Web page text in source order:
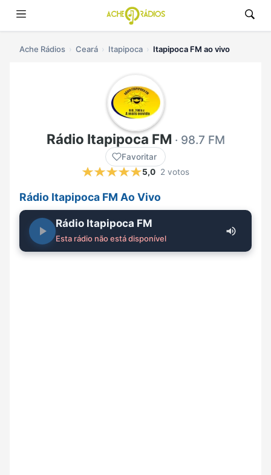
Ache Rádios Ceará Itapipoca Itapipoca FM ao vivo
Rádio Itapipoca FM · 98.7 FM
Favoritar
5,0 2 votos
Rádio Itapipoca FM Ao Vivo
Rádio Itapipoca FM
Esta rádio não está disponível